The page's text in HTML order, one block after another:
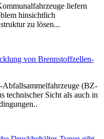
liefern
hinsichtlich
zu lösen...
von Brennstoffzellen-
Abfallsammelfahrzeuge (BZ-
technischer Sicht als auch in